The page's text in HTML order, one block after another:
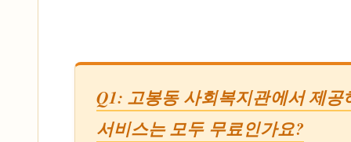
Q1: 고봉동 사회복지관에서 제공
서비스는 모두 무료인가요?